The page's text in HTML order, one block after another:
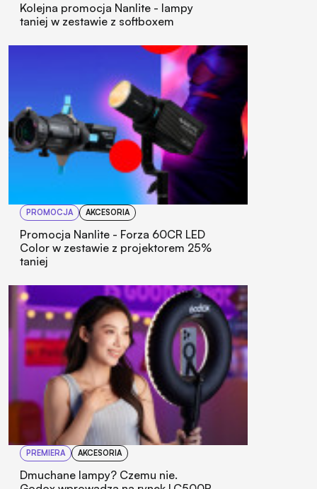
Kolejna promocja Nanlite - lampy
taniej w zestawie z softboxem
PROMOCJA AKCESORIA
Promocja Nanlite - Forza 60CR LED
Color w zestawie z projektorem 25%
taniej
PREMIERA AKCESORIA
Dmuchane lampy? Czemu nie.